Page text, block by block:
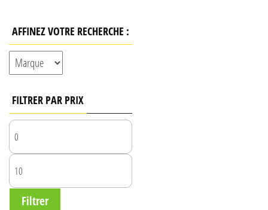
AFFINEZ VOTRE RECHERCHE :
FILTRER PAR PRIX
MIN
MAX
Filtrer